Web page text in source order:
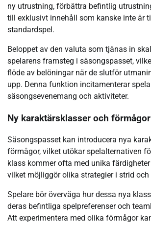
ny utrustning, förbättra befintlig
till exklusivt innehåll som kanske inte är
standardspel.
Beloppet av den valuta som tjänas in
spelarens framsteg i säsongspasset,
flöde av belöningar när de slutför
upp. Denna funktion incitamenterar
säsongsevenemang och aktiviteter.
Ny karaktärsklasser och förmågor
Säsongspasset kan introducera nya
förmågor, vilket utökar spelalternativen
klass kommer ofta med unika
vilket möjliggör olika strategier i strid
Spelare bör överväga hur dessa nya
deras befintliga spelpreferenser och
Att experimentera med olika förmågor